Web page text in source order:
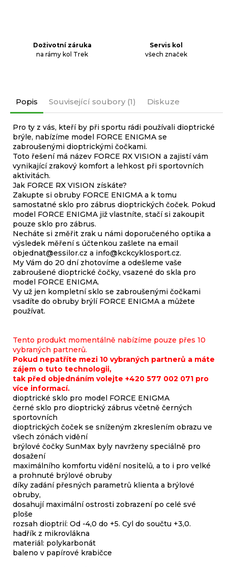
Doživotní záruka
na rámy kol Trek
Servis kol
všech značek
Popis Související soubory (1) Diskuze
Pro ty z vás, kteří by při sportu rádi používali dioptrické
brýle, nabízíme model FORCE ENIGMA se
zabroušenými dioptrickými čočkami.
Toto řešení má název FORCE RX VISION a zajistí vám
vynikající zrakový komfort a lehkost při sportovních
aktivitách.
Jak FORCE RX VISION získáte?
Zakupte si obruby FORCE ENIGMA a k tomu
samostatné sklo pro zábrus dioptrických čoček. Pokud
model FORCE ENIGMA již vlastníte, stačí si zakoupit
pouze sklo pro zábrus.
Necháte si změřit zrak u námi doporučeného optika a
výsledek měření s účtenkou zašlete na email
objednat@essilor.cz a info@kckcyklosport.cz.
My Vám do 20 dní zhotovíme a odešleme vaše
zabroušené dioptrické čočky, vsazené do skla pro
model FORCE ENIGMA.
Vy už jen kompletní sklo se zabroušenými čočkami
vsadíte do obruby brýlí FORCE ENIGMA a můžete
používat.
Tento produkt momentálně nabízíme pouze přes 10
vybraných partnerů.
Pokud nepatříte mezi 10 vybraných partnerů a máte
zájem o tuto technologii,
tak před objednáním volejte +420 577 002 071 pro
více informací.
dioptrické sklo pro model FORCE ENIGMA
černé sklo pro dioptrický zábrus včetně černých
sportovních
dioptrických čoček se sníženým zkreslením obrazu ve
všech zónách vidění
brýlové čočky SunMax byly navrženy speciálně pro
dosažení
maximálního komfortu vidění nositelů, a to i pro velké
a prohnuté brýlové obruby
díky zadání přesných parametrů klienta a brýlové
obruby,
dosahují maximální ostrosti zobrazení po celé své
ploše
rozsah dioptrií: Od -4,0 do +5. Cyl do součtu +3,0.
hadřík z mikrovlákna
materiál: polykarbonát
baleno v papírové krabičce